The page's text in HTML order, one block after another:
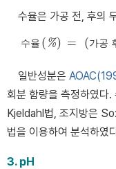
수율은 가공 전, 후의
수율 ( %) = (가공
수율% = 가공
일반성분은
회분 함량을 측정하였다
Kjeldahl법, 조지방은
법을 이용하여 분석하였
3. pH